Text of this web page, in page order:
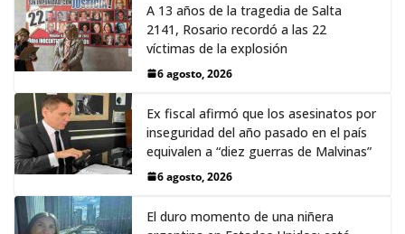
A 13 años de la tragedia de Salta
2141, Rosario recordó a las 22
víctimas de la explosión
6 agosto, 2026
Ex fiscal afirmó que los asesinatos por
inseguridad del año pasado en el país
equivalen a “diez guerras de Malvinas”
6 agosto, 2026
El duro momento de una niñera